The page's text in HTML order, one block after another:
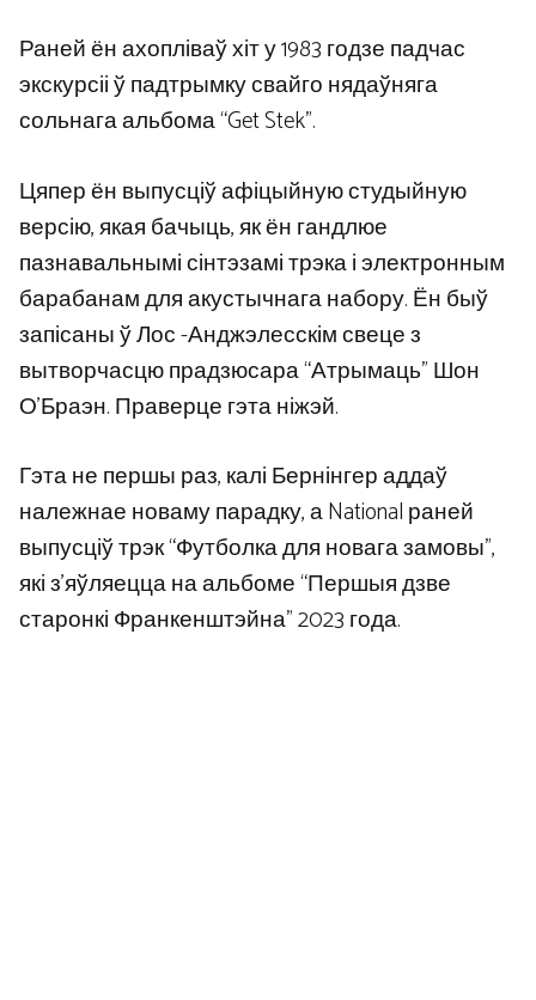
Раней ён ахопліваў хіт у 1983 годзе падчас
экскурсіі ў падтрымку свайго нядаўняга
сольнага альбома “Get Stek”.
Цяпер ён выпусціў афіцыйную студыйную
версію, якая бачыць, як ён гандлюе
пазнавальнымі сінтэзамі трэка і электронным
барабанам для акустычнага набору. Ён быў
запісаны ў Лос -Анджэлесскім свеце з
вытворчасцю прадзюсара “Атрымаць” Шон
О’Браэн. Праверце гэта ніжэй.
Гэта не першы раз, калі Бернінгер аддаў
належнае новаму парадку, а National раней
выпусціў трэк “Футболка для новага замовы”,
які з’яўляецца на альбоме “Першыя дзве
старонкі Франкенштэйна” 2023 года.